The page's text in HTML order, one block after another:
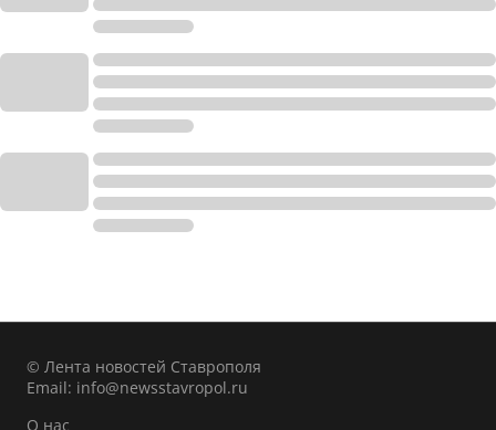
© Лента новостей Ставрополя
Email: info@newsstavropol.ru
О нас